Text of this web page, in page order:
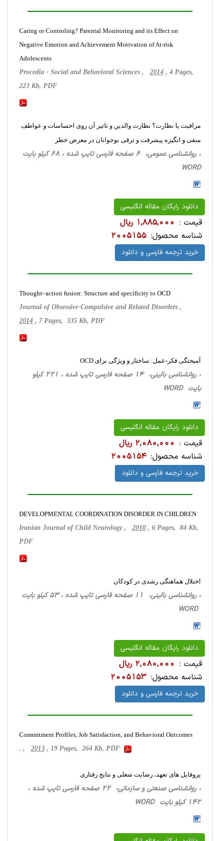
Caring or Controling? Parental Monitoring and its Effect on
Negative Emotion and Achievement Motivation of At-risk
Adolescents
Procedia - Social and Behavioral Sciences , 2014 , 4 Pages,
223 Kb, PDF
مراقبت یا نظارت؟ نظارت والدین و تاثیر آن روی احساسات و عواطف
منفی و انگیزه پیشرفت و ترقی نوجوانان در معرض خطر
، روانشناسی‌ عمومی، 6 صفحه فارسی تایپ شده ، 68 کیلو بایت
WORD
دانلود رایگان مقاله انگلیسی
قیمت : 1,885,000 ریال
شناسه محصول: 2005155
خرید ترجمه فارسی و دانلود
Thought–action fusion: Structure and specificity to OCD
Journal of Obsessive-Compulsive and Related Disorders ,
2014 , 7 Pages, 335 Kb, PDF
آمیختگی فکر-عمل: ساختار و ویژگی برای OCD
، روانشناسی ‌بالینی، 14 صفحه فارسی تایپ شده ، 221 کیلو
بایت WORD
دانلود رایگان مقاله انگلیسی
قیمت : 2,080,000 ریال
شناسه محصول: 2005154
خرید ترجمه فارسی و دانلود
DEVELOPMENTAL COORDINATION DISORDER IN CHILDREN
Iranian Journal of Child Neurology , 2010 , 6 Pages, 84 Kb,
PDF
اختلال هماهنگی رشدی در کودکان
، روانشناسی ‌بالینی، 11 صفحه فارسی تایپ شده ، 53 کیلو بایت
WORD
دانلود رایگان مقاله انگلیسی
قیمت : 2,080,000 ریال
شناسه محصول: 2005153
خرید ترجمه فارسی و دانلود
Commitment Profiles, Job Satisfaction, and Behavioral Outcomes
. , 2013 , 19 Pages, 264 Kb, PDF
پروفایل ‏های تعهد، رضایت شغلی و نتایج رفتاری
، روانشناسی‌ صنعتی ‌و سازمانی، 22 صفحه فارسی تایپ شده ،
142 کیلو بایت WORD